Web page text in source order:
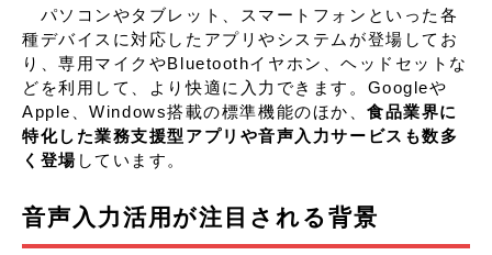
パソコンやタブレット、スマートフォンといった各
種デバイスに対応したアプリやシステムが登場してお
り、専用マイクやBluetoothイヤホン、ヘッドセットな
どを利用して、より快適に入力できます。Googleや
Apple、Windows搭載の標準機能のほか、食品業界に
特化した業務支援型アプリや音声入力サービスも数多
く登場 しています。
音声入力活用が注目される背景